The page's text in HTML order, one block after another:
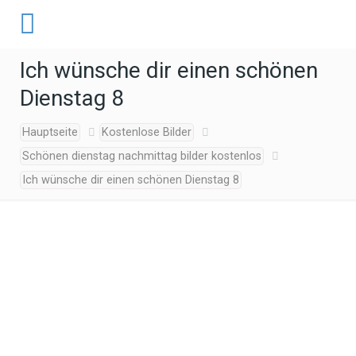
Ich wünsche dir einen schönen
Dienstag 8
Hauptseite
Kostenlose Bilder
Schönen dienstag nachmittag bilder kostenlos
Ich wünsche dir einen schönen Dienstag 8